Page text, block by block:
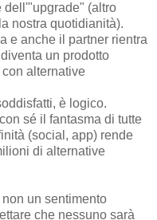
dell'"upgrade" (altro
nostra quotidianità).
e anche il partner rientra
un prodotto
alternative
è logico.
sé il fantasma di tutte
(social, app) rende
di alternative
un sentimento
che nessuno sarà